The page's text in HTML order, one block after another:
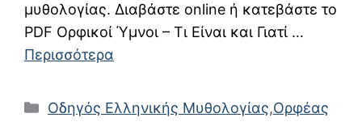
μυθολογίας. Διαβάστε online ή κατεβάστε το
PDF Ορφικοί Ύμνοι – Τι Είναι και Γιατί …
Περισσότερα
Κατηγορίες
Οδηγός Ελληνικής Μυθολογίας,Ορφέας